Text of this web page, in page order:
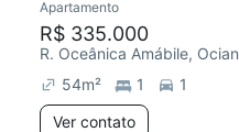
Apartamento
R$ 335.000
R. Oceânica Amábile, Ocian
54m² 1
1
Ver contato